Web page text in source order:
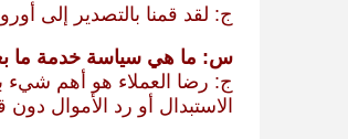
ج: لقد قمنا بالتصدير إلى
س: ما هي سياسة خدمة ما
الاستبدال أو رد الأموال